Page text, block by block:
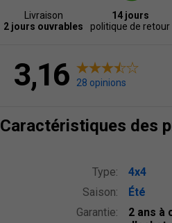
Livraison
2 jours ouvrables
14 jours
politique de retour
3,16 28 opinions
Caractéristiques des
Type:
4x4
Saison:
Été
Garantie:
2 ans à